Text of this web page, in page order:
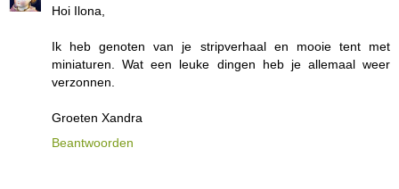
Hoi Ilona,
Ik heb genoten van je stripverhaal en mooie tent met
miniaturen. Wat een leuke dingen heb je allemaal weer
verzonnen.
Groeten Xandra
Beantwoorden